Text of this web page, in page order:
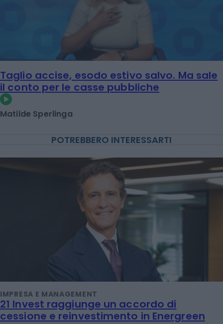
Taglio accise, esodo estivo salvo. Ma sale
il conto per le casse pubbliche
Matilde Sperlinga
POTREBBERO INTERESSARTI
IMPRESA E MANAGEMENT
21 Invest raggiunge un accordo di
cessione e reinvestimento in Energreen